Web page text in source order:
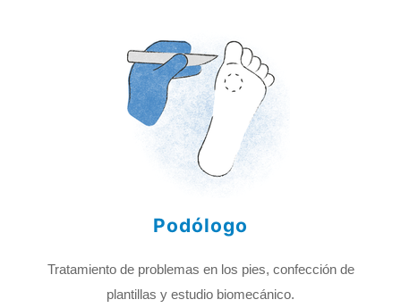
Podólogo
Tratamiento de problemas en los pies, confección de
plantillas y estudio biomecánico.